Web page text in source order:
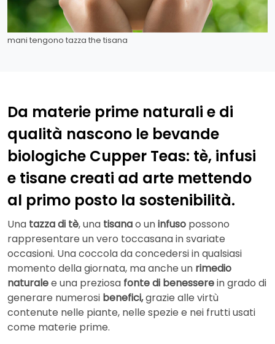
mani tengono tazza the tisana
Da materie prime naturali e di
qualità nascono le bevande
biologiche Cupper Teas: tè, infusi
e tisane creati ad arte mettendo
al primo posto la sostenibilità.
Una tazza di tè, una tisanao uninfuso possono
rappresentare un vero toccasana in svariate
occasioni. Una coccola da concedersi in qualsiasi
momento della giornata, ma anche un rimedio
naturalee una preziosa fonte di benesserein grado di
generare numerosi benefici,grazie alle virtù
contenute nelle piante, nelle spezie e nei frutti usati
come materie prime.